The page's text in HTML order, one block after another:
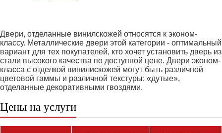
Двери, отделанные винилскожей относятся к эконом-
классу. Металлические двери этой категории - оптимальный
вариант для тех покупателей, кто хочет установить дверь из
стали высокого качества по доступной цене. Двери эконом-
класса с отделкой винилискожей могут быть различной
цветовой гаммы и различной текстуры: «дутые»,
отделанные декоративными гвоздями.
Цены на услуги